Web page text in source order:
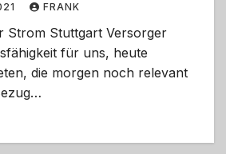
FRANK
Strom Stuttgart Versorger
für uns, heute
die morgen noch relevant